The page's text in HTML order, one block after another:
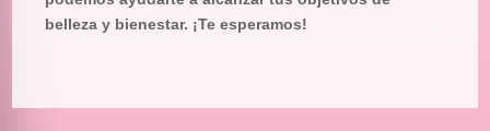
belleza y bienestar. ¡Te esperamos!